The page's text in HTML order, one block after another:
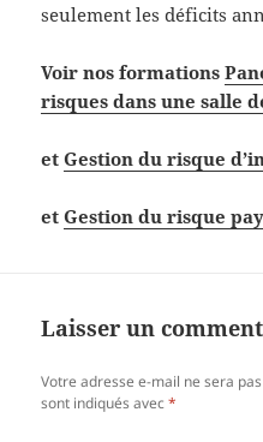
seulement les déficits
Voir nos formations
risques dans une salle
etGestion du risque
etGestion du risque
Laisser un
Votre adresse e-mail ne sera
sont indiqués avec*